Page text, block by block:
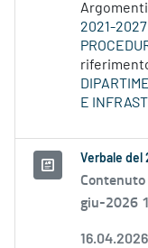
2021-2027
E
Verbale del
giu-2026